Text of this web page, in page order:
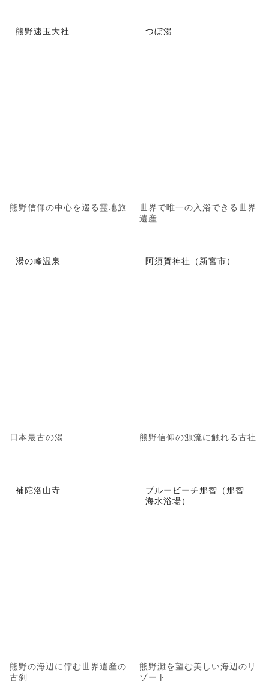
熊野速玉大社
熊野信仰の中心を巡る霊地旅
つぼ湯
世界で唯一の入浴できる世界
遺産
湯の峰温泉
日本最古の湯
阿須賀神社（新宮市）
熊野信仰の源流に触れる古社
補陀洛山寺
熊野の海辺に佇む世界遺産の
古刹
ブルービーチ那智（那智
海水浴場）
熊野灘を望む美しい海辺のリ
ゾート